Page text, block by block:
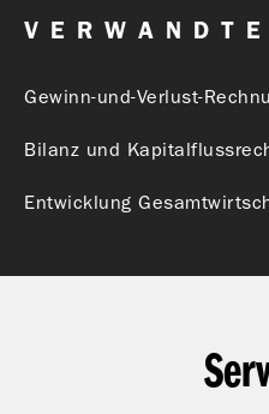
Gewinn-und-Verlust-
Bilanz und
Entwicklung